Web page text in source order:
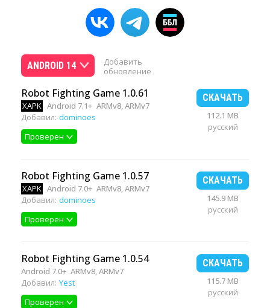
ANDROID 14
Добавить
обновление
Robot Fighting Game 1.0.61
XAPK Android 7.1+ ARMv8, ARMv7
Добавил: dominoes
Проверен
СКАЧАТЬ
112.1 MB
русский
Robot Fighting Game 1.0.57
XAPK Android 7.0+ ARMv8, ARMv7
Добавил: dominoes
Проверен
СКАЧАТЬ
145.9 MB
русский
Robot Fighting Game 1.0.54
Android 7.0+ ARMv8, ARMv7
Добавил: Yest
Проверен
СКАЧАТЬ
115.7 MB
русский